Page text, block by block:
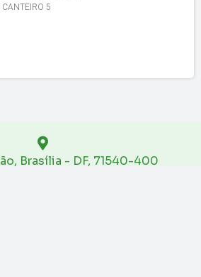
CANTEIRO 5
Brasília - DF, 71540-400